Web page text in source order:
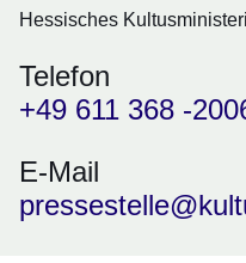
Hessisches
Telefon
+49 611 368 -
E-Mail